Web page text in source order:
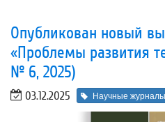
Опубликован новый
«Проблемы развития
№ 6, 2025)
03.12.2025 Научные журналы